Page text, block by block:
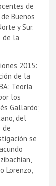
de
Buenos
y Sur.
de la
2015:
de la
Teorí­a
los
Gallardo;
del
de
se
Lorenzo,